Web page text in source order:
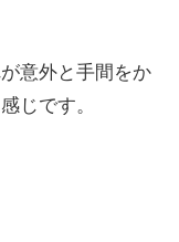
意外と手間をか
じです。